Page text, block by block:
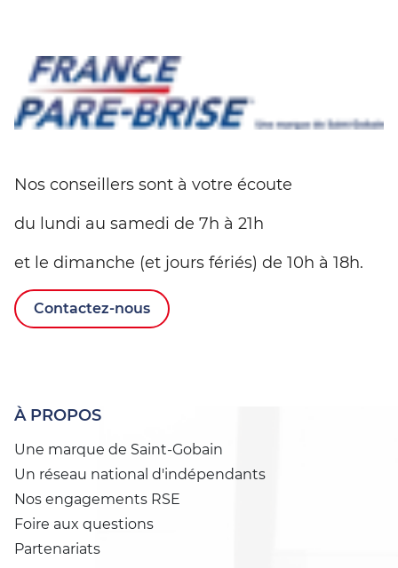
Nos conseillers sont à votre écoute
du lundi au samedi de 7h à 21h
et le dimanche (et jours fériés) de 10h à 18h.
Contactez-nous
À PROPOS
Une marque de Saint-Gobain
Un réseau national d'indépendants
Nos engagements RSE
Foire aux questions
Partenariats